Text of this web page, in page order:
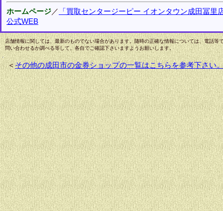
ホームページ／
「買取センタージーピー イオンタウン成田冨里
公式WEB
店舗情報に関しては、最新のものでない場合があります。随時の正確な情報については、電話等
問い合わせるか調べる等して、各自でご確認下さいますようお願いします。
＜その他の成田市の金券ショップの一覧はこちらを参考下さい